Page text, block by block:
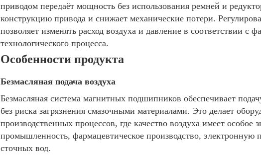
приводом передаёт мощность без использования ремней и
конструкцию привода и снижает механические потери.
позволяет изменять расход воздуха и давление в соответствии с
технологического процесса.
Особенности продукта
Безмасляная подача воздуха
Безмасляная система магнитных подшипников обеспечивает
без риска загрязнения смазочными материалами. Это делает
производственных процессов, где качество воздуха имеет
промышленность, фармацевтическое производство, электронную
сточных вод.